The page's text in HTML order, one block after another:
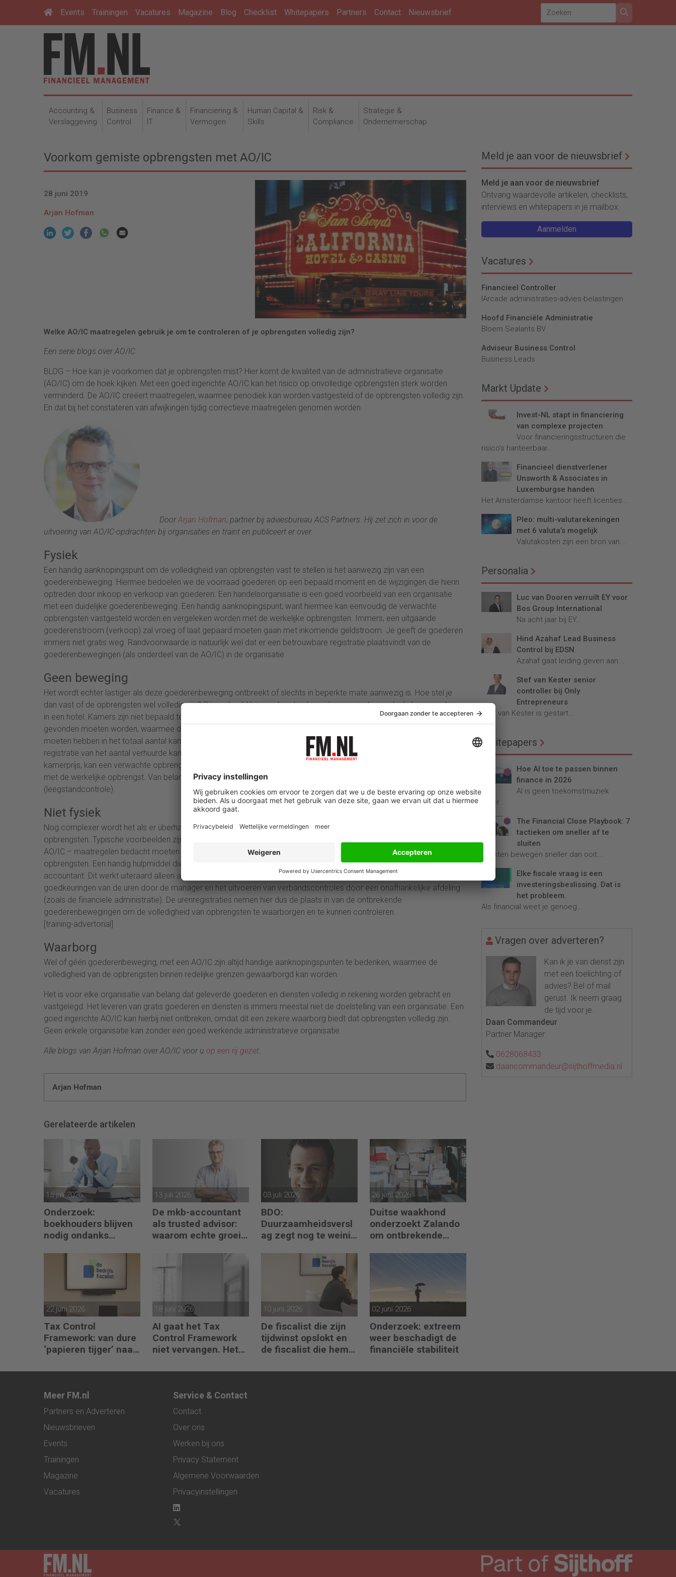
Events Trainingen Vacatures Magazine Blog Checklist Whitepapers Partners Contact Nieuwsbrief
Accounting &
Verslaggeving
Business
Control
Finance &
IT
Financiering &
Vermogen
Human Capital &
Skills
Risk &
Compliance
Strategie &
Ondernemerschap
Voorkom gemiste opbrengsten met AO/IC
28 juni 2019
Arjan Hofman
Welke AO/IC maatregelen gebruik je om te controleren of je opbrengsten volledig zijn?
Een serie blogs over AO/IC.
BLOG – Hoe kan je voorkomen dat je opbrengsten mist? Hier komt de kwaliteit van de administratieve organisatie
(AO/IC) om de hoek kijken. Met een goed ingerichte AO/IC kan het risico op onvolledige opbrengsten sterk worden
verminderd. De AO/IC creëert maatregelen, waarmee periodiek kan worden vastgesteld of de opbrengsten volledig zijn.
En dat bij het constateren van afwijkingen tijdig correctieve maatregelen genomen worden.
DoorArjan Hofman, partner bij adviesbureau ACS Partners. Hij zet zich in voor de
uitvoering van AO/IC-opdrachten bij organisaties en traint en publiceert er over.
Fysiek
Een handig aanknopingspunt om de volledigheid van opbrengsten vast te stellen is het aanwezig zijn van een
goederenbeweging. Hiermee bedoelen we de voorraad goederen op een bepaald moment en de wijzigingen die hierin
optreden door inkoop en verkoop van goederen. Een handelsorganisatie is een goed voorbeeld van een organisatie
met een duidelijke goederenbeweging. Een handig aanknopingspunt, want hiermee kan eenvoudig de verwachte
opbrengsten vastgesteld worden en vergeleken worden met de werkelijke opbrengsten. Immers, een uitgaande
goederenstroom (verkoop) zal vroeg of laat gepaard moeten gaan met inkomende geldstroom. Je geeft de goederen
immers niet gratis weg. Randvoorwaarde is natuurlijk wel dat er een betrouwbare registratie plaatsvindt van de
goederenbewegingen (als onderdeel van de AO/IC) in de organisatie.
Geen beweging
Het wordt echter lastiger als deze goederenbeweging ontbreekt of slechts in beperkte mate aanwezig is. Hoe stel je
dan vast of de opbrengsten wel volledig zijn? Bijvoorbeeld bij een dienstverlenende organisatie, zoals de kamerverhuur
in een hotel. Kamers zijn niet bepaald te kenmerken als goederen, dus er zullen andere aanknopingspunten in de AO/IC
gevonden moeten worden, waarmee de volledigheid van de opbrengsten vastgesteld kan worden. Een hotel zal inzicht
moeten hebben in het totaal aantal kamers dat verhuurd kan worden. Stel 100 kamers. Uitgaande van een betrouwbare
registratie van het aantal verhuurde kamers in een bepaalde periode, bijv. 75 kamers, vermenigvuldigd met de
kamerprijs, kan een verwachte opbrengst berekend worden. Deze verwachte opbrengst wordt vervolgens vergeleken
met de werkelijke opbrengst. Van belang is dat ook is vastgesteld dat de 25 niet-verhuurde kamers inderdaad leeg zijn
(leegstandcontrole).
Niet fysiek
Nog complexer wordt het als er überhaupt geen fysieke objecten (zoals hotelkamers) gekoppeld kunnen worden aan
opbrengsten. Typische voorbeelden zijn accountants- en advocatenkantoren die alleen manuren leveren. Er zullen dan
AO/IC – maatregelen bedacht moeten worden, die als aanknopingspunt kunnen dienen voor de volledigheid van de
opbrengsten. Een handig hulpmiddel die de AO/IC hier biedt, is het zorgdragen voor een betrouwbare urenregistratie per
accountant. Dit werkt uiteraard alleen als het registreren van uren op een zorgvuldige wijze plaatsvindt met
goedkeuringen van de uren door de manager en het uitvoeren van verbandscontroles door een onafhankelijke afdeling
(zoals de financiele administratie). De urenregistraties nemen hier dus de plaats in van de ontbrekende
goederenbewegingen om de volledigheid van opbrengsten te waarborgen en te kunnen controleren.
[training-advertorial]
Waarborg
Wel of géén goederenbeweging, met een AO/IC zijn altijd handige aanknopingspunten te bedenken, waarmee de
volledigheid van de opbrengsten binnen redelijke grenzen gewaarborgd kan worden.
Het is voor elke organisatie van belang dat geleverde goederen en diensten volledig in rekening worden gebracht en
vastgelegd. Het leveren van gratis goederen en diensten is immers meestal niet de doelstelling van een organisatie. Een
goed ingerichte AO/IC kan hierbij niet ontbreken, omdat dit een zekere waarborg biedt dat opbrengsten volledig zijn.
Geen enkele organisatie kan zonder een goed werkende administratieve organisatie.
Alle blogs van Arjan Hofman over AO/IC voor u op een rij gezet.
Arjan Hofman
Gerelateerde artikelen
15 juli 2026
Onderzoek:
boekhouders blijven
nodig ondanks
13 juli 2026
De mkb-accountant
als trusted advisor:
waarom echte groei
03 juli 2026
BDO:
Duurzaamheidsversl
ag zegt nog te weinig
26 juni 2026
Duitse waakhond
onderzoekt Zalando
om ontbrekende
22 juni 2026
Tax Control
Framework: van dure
‘papieren tijger’ naar
18 juni 2026
AI gaat het Tax
Control Framework
niet vervangen. Het
kan doorvragen
belangrijker
10 juni 2026
De fiscalist die zijn
tijdwinst opslokt en
de fiscalist die hem
02 juni 2026
Onderzoek: extreem
weer beschadigt de
financiële stabiliteit
Meld je aan voor de nieuwsbrief
Meld je aan voor de nieuwsbrief
Ontvang waardevolle artikelen, checklists,
interviews en whitepapers in je mailbox.
Aanmelden
Vacatures
Financieel Controller
lArcade administraties-advies-belastingen
Hoofd Financiële Administratie
Bloem Sealants BV
Adviseur Business Control
Business Leads
Markt Update
Invest-NL stapt in financiering
van complexe projecten
Voor financieringsstructuren die
risico’s hanteerbaar...
Financieel dienstverlener
Unsworth & Associates in
Luxemburgse handen
Het Amsterdamse kantoor heeft licenties...
Pleo: multi-valutarekeningen
met 6 valuta’s mogelijk
Valutakosten zijn een bron van...
Personalia
Luc van Dooren verruilt EY voor
Bos Group International
Na acht jaar bij EY...
Hind Azahaf Lead Business
Control bij EDSN
Azahaf gaat leiding geven aan...
Stef van Kester senior
controller bij Only
Entrepreneurs
Stef van Kester is gestart...
Whitepapers
Hoe AI toe te passen binnen
finance in 2026
AI is geen toekomstmuziek
meer...
The Financial Close Playbook: 7
tactieken om sneller af te
sluiten
Markten bewegen sneller dan ooit....
Elke fiscale vraag is een
investeringsbeslissing. Dat is
het probleem.
Als financial weet je genoeg...
Vragen over adverteren?
Kan ik je van dienst zijn
met een toelichting of
advies? Bel of mail
gerust. Ik neem graag
de tijd voor je.
Daan Commandeur
Partner Manager
0628068433
daancommandeur@sijthoffmedia.nl
Meer FM.nl
Partners en Adverteren
Nieuwsbrieven
Events
Trainingen
Magazine
Vacatures
Service & Contact
Contact
Over ons
Werken bij ons
Privacy Statement
Algemene Voorwaarden
Privacyinstellingen